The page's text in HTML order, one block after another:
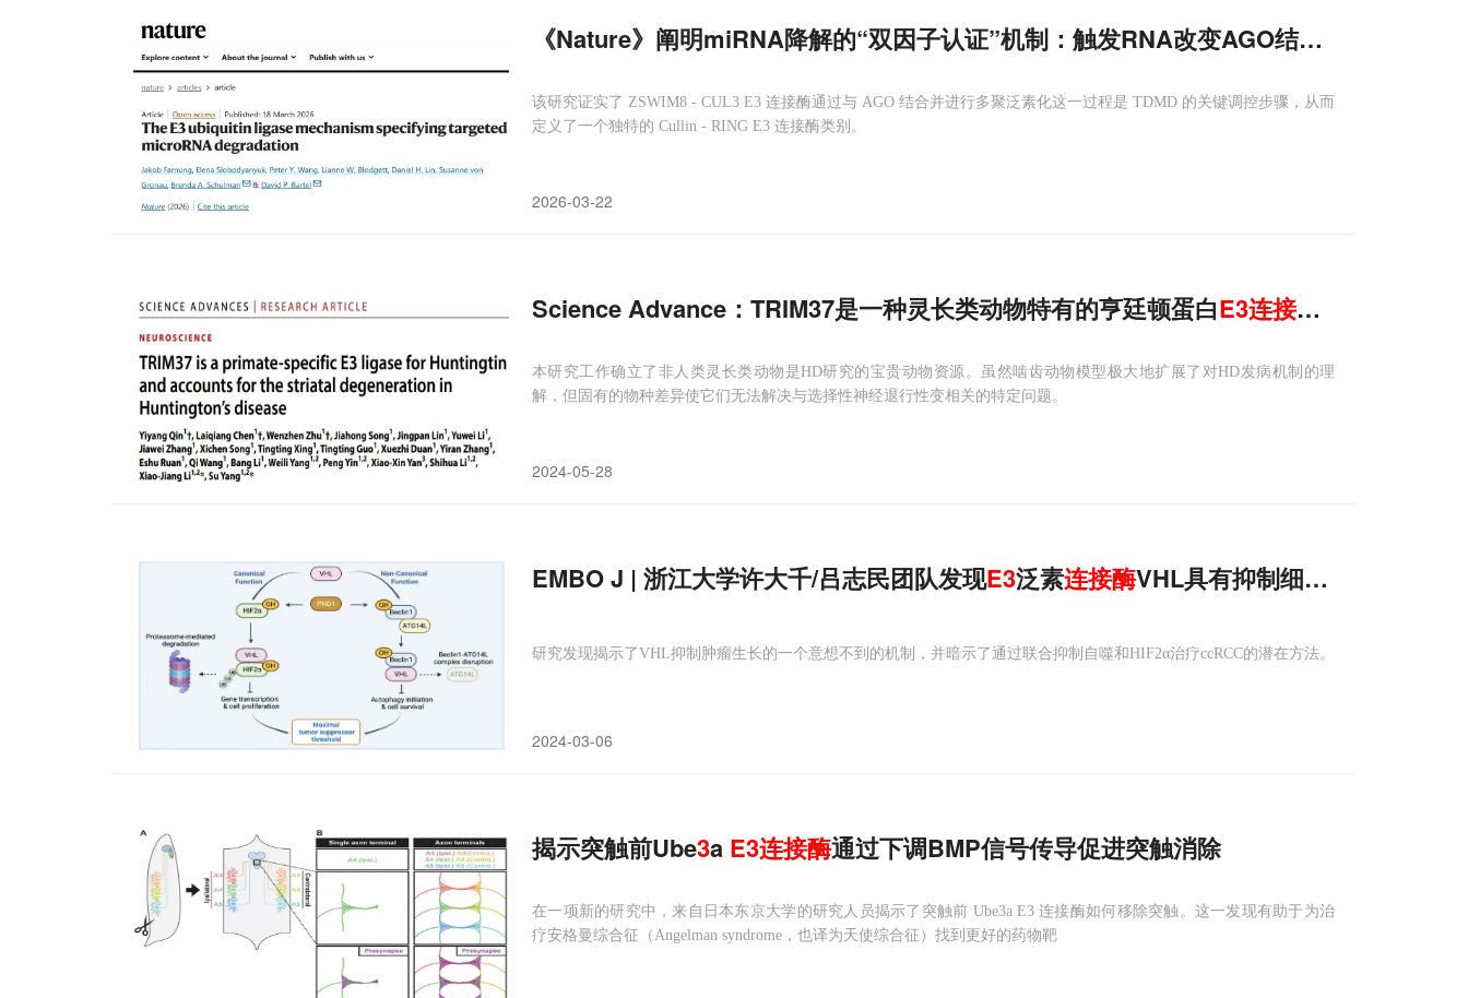
《Nature》阐明miRNA降解的“双因子认证”机制：触发RNA改变AGO结构，被
该研究证实了 ZSWIM8 - CUL3 E3 连接酶通过与 AGO 结合并进行多聚泛素化这一过程是 TDMD 的关键调控步骤，从而
定义了一个独特的 Cullin - RING E3 连接酶类别。
2026-03-22
Science Advance：TRIM37是一种灵长类动物特有的亨廷顿蛋白E3连接酶
本研究工作确立了非人类灵长类动物是HD研究的宝贵动物资源。虽然啮齿动物模型极大地扩展了对HD发病机制的理
解，但固有的物种差异使它们无法解决与选择性神经退行性变相关的特定问题。
2024-05-28
EMBO J | 浙江大学许大千/吕志民团队发现E3泛素连接酶VHL具有抑制细胞自噬的新功
研究发现揭示了VHL抑制肿瘤生长的一个意想不到的机制，并暗示了通过联合抑制自噬和HIF2α治疗ccRCC的潜在方法。
2024-03-06
揭示突触前Ube3a E3连接酶通过下调BMP信号传导促进突触消除
在一项新的研究中，来自日本东京大学的研究人员揭示了突触前 Ube3a E3 连接酶如何移除突触。这一发现有助于为治
疗安格曼综合征（Angelman syndrome，也译为天使综合征）找到更好的药物靶